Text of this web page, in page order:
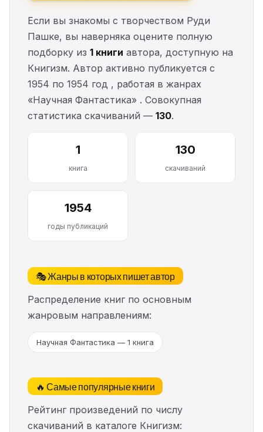
Если вы знакомы с творчеством Руди
Пашке, вы наверняка оцените полную
подборку из 1 книги автора, доступную на
Книгизм. Автор активно публикуется с
1954 по 1954 год , работая в жанрах
«Научная Фантастика» . Совокупная
статистика скачиваний — 130.
1
книга
130
скачиваний
1954
годы публикаций
🎭 Жанры в которых пишет автор
Распределение книг по основным
жанровым направлениям:
Научная Фантастика — 1 книга
🔥 Самые популярные книги
Рейтинг произведений по числу
скачиваний в каталоге Книгизм: